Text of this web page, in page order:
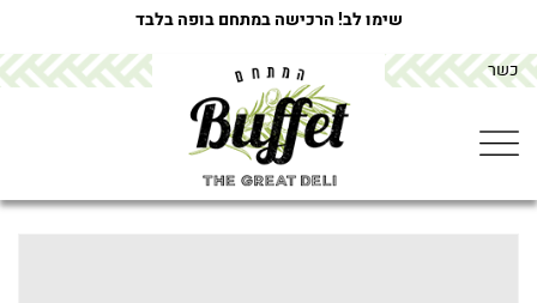
שימו לב! הרכישה במתחם בופה בלבד
כשר
פלפל שחור טחון